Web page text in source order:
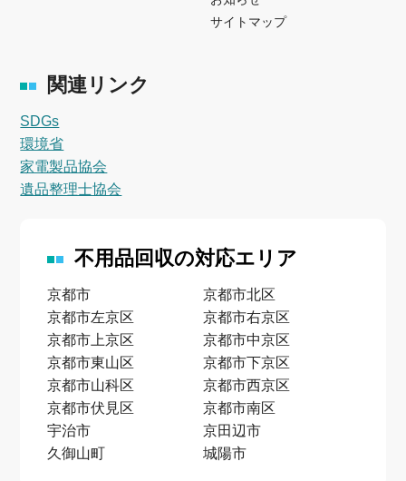
サイトマップ
関連リンク
SDGs
環境省
家電製品協会
遺品整理士協会
不用品回収の対応エリア
京都市
京都市北区
京都市左京区
京都市右京区
京都市上京区
京都市中京区
京都市東山区
京都市下京区
京都市山科区
京都市西京区
京都市伏見区
京都市南区
宇治市
京田辺市
久御山町
城陽市